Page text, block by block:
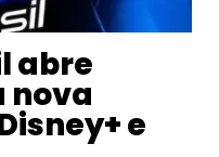
abre
nova
e